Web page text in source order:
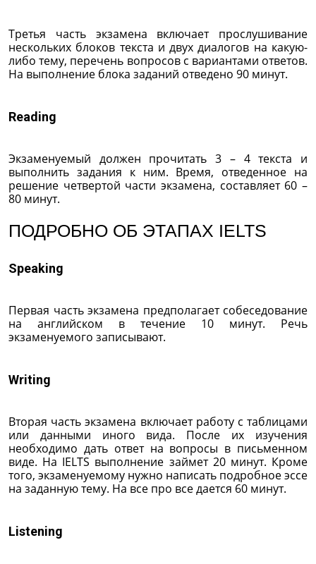
Третья часть экзамена включает прослушивание
нескольких блоков текста и двух диалогов на какую-
либо тему, перечень вопросов с вариантами ответов.
На выполнение блока заданий отведено 90 минут.
Reading
Экзаменуемый должен прочитать 3 – 4 текста и
выполнить задания к ним. Время, отведенное на
решение четвертой части экзамена, составляет 60 –
80 минут.
ПОДРОБНО ОБ ЭТАПАХ IELTS
Speaking
Первая часть экзамена предполагает собеседование
на английском в течение 10 минут. Речь
экзаменуемого записывают.
Writing
Вторая часть экзамена включает работу с таблицами
или данными иного вида. После их изучения
необходимо дать ответ на вопросы в письменном
виде. На IELTS выполнение займет 20 минут. Кроме
того, экзаменуемому нужно написать подробное эссе
на заданную тему. На все про все дается 60 минут.
Listening